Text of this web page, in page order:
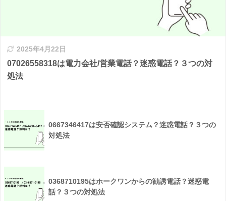
2025年4月22日
07026558318は電力会社/営業電話？迷惑電話？３つの対
処法
0667346417は安否確認システム？迷惑電話？３つの
対処法
0368710195はホークワンからの勧誘電話？迷惑電
話？３つの対処法